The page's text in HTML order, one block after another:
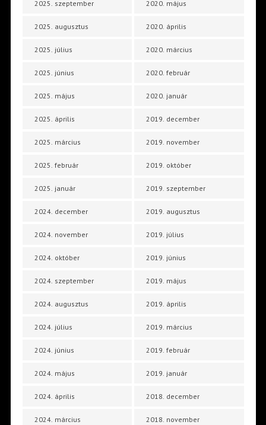
2025. szeptember
2025. augusztus
2025. július
2025. június
2025. május
2025. április
2025. március
2025. február
2025. január
2024. december
2024. november
2024. október
2024. szeptember
2024. augusztus
2024. július
2024. június
2024. május
2024. április
2024. március
2020. május
2020. április
2020. március
2020. február
2020. január
2019. december
2019. november
2019. október
2019. szeptember
2019. augusztus
2019. július
2019. június
2019. május
2019. április
2019. március
2019. február
2019. január
2018. december
2018. november